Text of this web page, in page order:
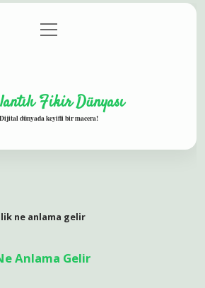
Gizlilik Politikası
menüyü
aç
Fikir Dünyası
Dijital dünyada keyifli bir macera!
ne anlama gelir
Anlama Gelir